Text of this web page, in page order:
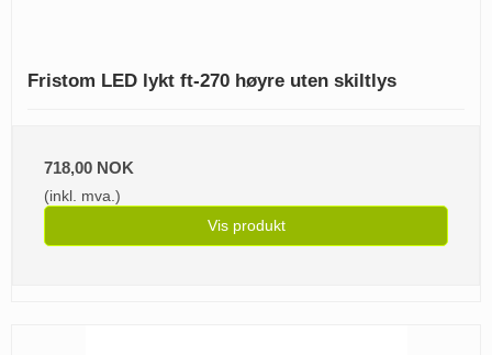
Fristom LED lykt ft-270 høyre uten skiltlys
718,00 NOK
(inkl. mva.)
Vis produkt